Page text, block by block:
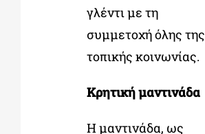
γλέντι με τη
συμμετοχή όλης της
τοπικής κοινωνίας.
Κρητική μαντινάδα
Η μαντινάδα, ως